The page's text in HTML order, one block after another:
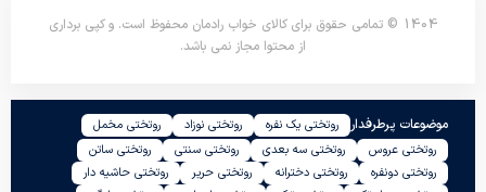
1404 © تمامی حقوق برای کالای خواب رادمان محفوظ است. و کپی برداری
از محتوا مجاز نمی باشد.
موضوعات پرطرفدار روتختی یک نفره روتختی نوزاد
روتختی مخمل
روتختی عروس
روتختی سه بعدی روتختی سنتی
روتختی ساتن
روتختی دونفره
روتختی دخترانه روتختی حریر
روتختی حاشیه دار